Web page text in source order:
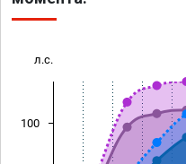
л.с.
100